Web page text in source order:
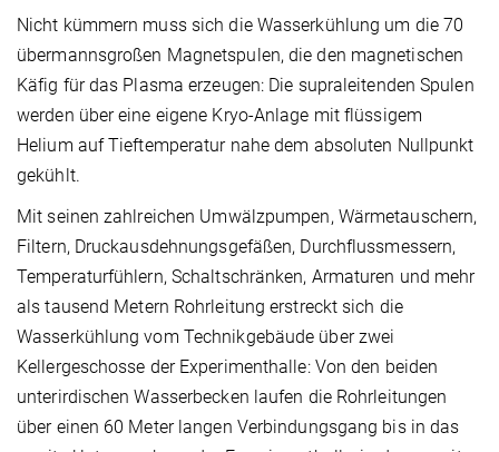
Nicht kümmern muss sich die Wasserkühlung um die 70
übermannsgroßen Magnetspulen, die den magnetischen
Käfig für das Plasma erzeugen: Die supraleitenden Spulen
werden über eine eigene Kryo-Anlage mit flüssigem
Helium auf Tieftemperatur nahe dem absoluten Nullpunkt
gekühlt.
Mit seinen zahlreichen Umwälzpumpen, Wärmetauschern,
Filtern, Druckausdehnungsgefäßen, Durchflussmessern,
Temperaturfühlern, Schaltschränken, Armaturen und mehr
als tausend Metern Rohrleitung erstreckt sich die
Wasserkühlung vom Technikgebäude über zwei
Kellergeschosse der Experimenthalle: Von den beiden
unterirdischen Wasserbecken laufen die Rohrleitungen
über einen 60 Meter langen Verbindungsgang bis in das